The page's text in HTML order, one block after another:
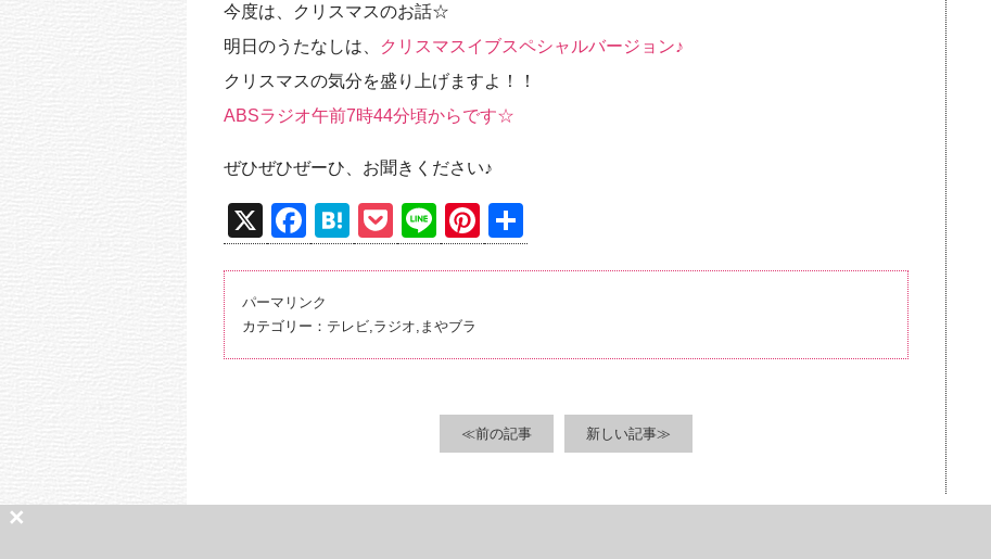
×
今度は、クリスマスのお話☆
明日のうたなしは、
クリスマスイブスペシャルバージョン♪
クリスマスの気分を盛り上げますよ！！
ABSラジオ午前7時44分頃からです☆
ぜひぜひぜーひ、お聞きください♪
X
F
a
c
e
b
H
at
n
a
P
o
et
Li
n
Pi
nt
st
有
パーマリンク
カテゴリー： テレビ ラジオ まやブラ
≪前の記事 新しい記事≫